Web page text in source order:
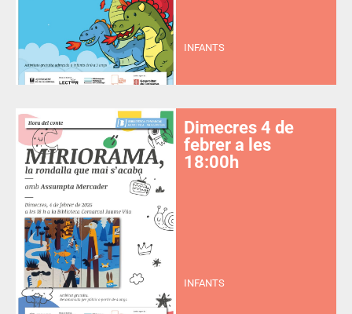
INFANTS
Dimecres 4 de
febrer a les
18:00h
INFANTS